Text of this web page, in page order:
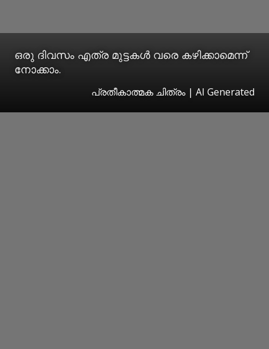
ഒരു ദിവസം എത്ര മുട്ടകള്‍ വരെ കഴിക്കാമെന്ന്
നോക്കാം.
പ്രതീകാത്മക ചിത്രം | AI Generated